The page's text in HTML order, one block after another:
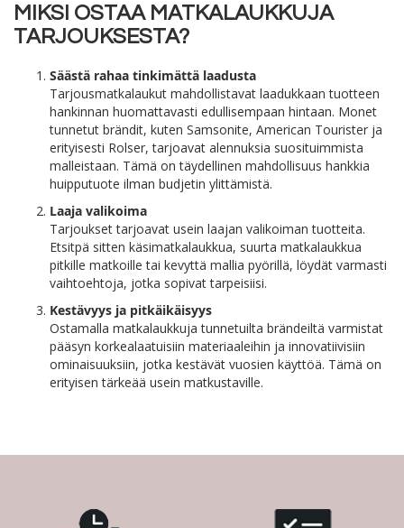
MIKSI OSTAA MATKALAUKKUJA
TARJOUKSESTA?
Säästä rahaa tinkimättä laadusta
Tarjousmatkalaukut mahdollistavat laadukkaan tuotteen
hankinnan huomattavasti edullisempaan hintaan. Monet
tunnetut brändit, kuten Samsonite, American Tourister ja
erityisesti Rolser, tarjoavat alennuksia suosituimmista
malleistaan. Tämä on täydellinen mahdollisuus hankkia
huipputuote ilman budjetin ylittämistä.
Laaja valikoima
Tarjoukset tarjoavat usein laajan valikoiman tuotteita.
Etsitpä sitten käsimatkalaukkua, suurta matkalaukkua
pitkille matkoille tai kevyttä mallia pyörillä, löydät varmasti
vaihtoehtoja, jotka sopivat tarpeisiisi.
Kestävyys ja pitkäikäisyys
Ostamalla matkalaukkuja tunnetuilta brändeiltä varmistat
pääsyn korkealaatuisiin materiaaleihin ja innovatiivisiin
ominaisuuksiin, jotka kestävät vuosien käyttöä. Tämä on
erityisen tärkeää usein matkustaville.